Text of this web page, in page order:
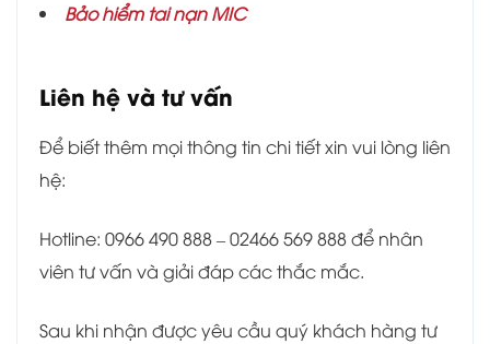
Bảo hiểm tai nạn MIC
Liên hệ và tư vấn
Để biết thêm mọi thông tin chi tiết xin vui lòng liên
hệ:
Hotline: 0966 490 888 – 02466 569 888 để nhân
viên tư vấn và giải đáp các thắc mắc.
Sau khi nhận được yêu cầu quý khách hàng tư